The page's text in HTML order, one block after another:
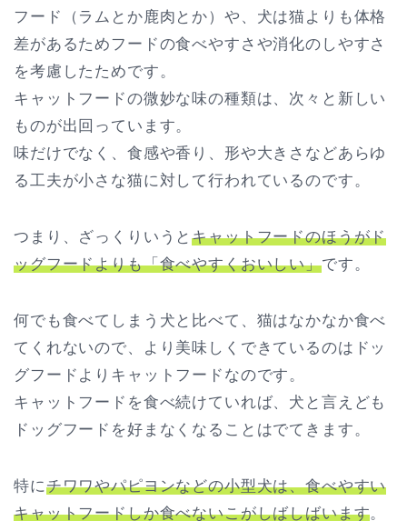
フード（ラムとか鹿肉とか）や、犬は猫よりも体格
差があるためフードの食べやすさや消化のしやすさ
を考慮したためです。
キャットフードの微妙な味の種類は、次々と新しい
ものが出回っています。
味だけでなく、食感や香り、形や大きさなどあらゆ
る工夫が小さな猫に対して行われているのです。
つまり、ざっくりいうとキャットフードのほうがド
ッグフードよりも「食べやすくおいしい」です。
何でも食べてしまう犬と比べて、猫はなかなか食べ
てくれないので、より美味しくできているのはドッ
グフードよりキャットフードなのです。
キャットフードを食べ続けていれば、犬と言えども
ドッグフードを好まなくなることはでてきます。
特にチワワやパピヨンなどの小型犬は、食べやすい
キャットフードしか食べないこがしばしばいます。